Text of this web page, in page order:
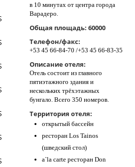
в 10 минутах от центра города
Варадеро.
Общая площадь: 60000
Телефон/факс:
+53 45 66-84-70 /+53 45 66-83-35
Описание отеля:
Отель состоит из главного
пятиэтажного здания и
нескольких трёхэтажных
бунгало. Всего 350 номеров.
Территория отеля:
открытый бассейн
ресторан Los Tainos
(шведский стол)
a`la carte ресторан Don